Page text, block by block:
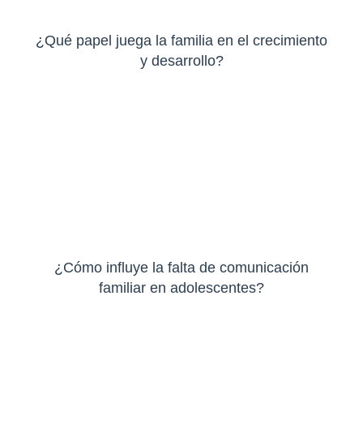
¿Qué papel juega la familia en el crecimiento
y desarrollo?
¿Cómo influye la falta de comunicación
familiar en adolescentes?